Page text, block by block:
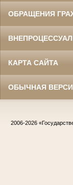
ОБРАЩЕНИЯ
КАРТА САЙТА
ОБЫЧНАЯ
2006-2026